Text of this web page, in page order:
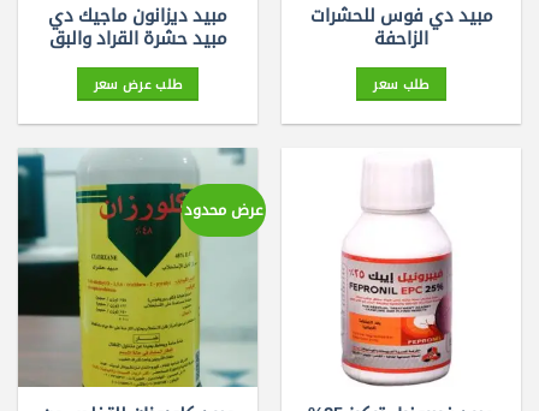
مبيد دي فوس للحشرات
الزاحفة
طلب سعر
مبيد ديزانون ماجيك دي
مبيد حشرة القراد والبق
طلب عرض سعر
عرض محدود